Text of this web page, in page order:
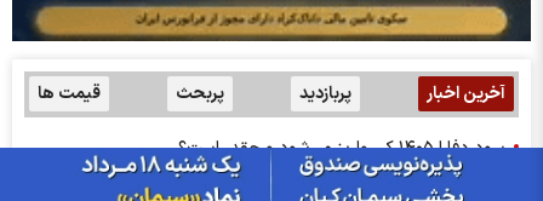
آخرین اخبار پربازدید پربحث قیمت ها
سود دفارا ۱۴۰۵ کی واریز می‌شود و چقدر است؟
تهدید تعرفه 50 درصدی آمریکا برای این کشور!